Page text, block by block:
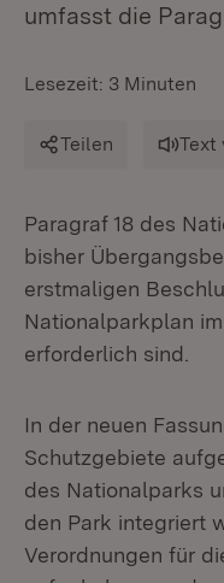
umfasst die
Lesezeit: 3 Minuten
Teilen Text
Paragraf 18 des
bisher
erstmaligen
Nationalparkplan
erforderlich sind.
In der neuen
Schutzgebiete
des Nationalparks
den Park integriert
Verordnungen für